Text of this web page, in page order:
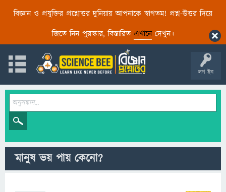
বিজ্ঞান ও প্রযুক্তির প্রশ্নোত্তর দুনিয়ায় আপনাকে স্বাগতম! প্রশ্ন-উত্তর দিয়ে
জিতে নিন পুরস্কার, বিস্তারিত এখানেদেখুন।
লগ ইন
মানুষ ভয় পায় কেনো?